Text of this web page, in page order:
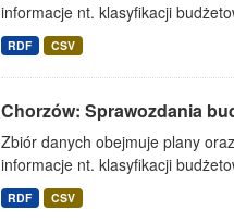
informacje nt. klasyfikacji
RDF CSV
Chorzów: Sprawozdania
Zbiór danych obejmuje plany
informacje nt. klasyfikacji
RDF CSV